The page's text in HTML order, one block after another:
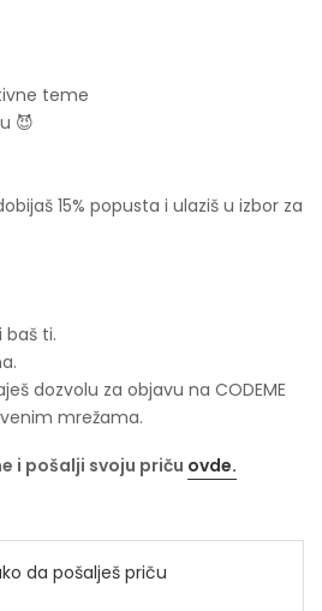
teme
😈
15% popusta i ulaziš u izbor za
ti.
dozvolu za objavu na CODEME
mrežama.
i pošalji svoju priču ovde.
da pošalješ priču